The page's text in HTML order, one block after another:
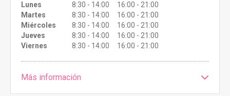
Lunes
8:30 - 14:00 16:00 - 21:00
Martes
8:30 - 14:00 16:00 - 21:00
Miércoles
8:30 - 14:00 16:00 - 21:00
Jueves
8:30 - 14:00 16:00 - 21:00
Viernes
8:30 - 14:00 16:00 - 21:00
Más información